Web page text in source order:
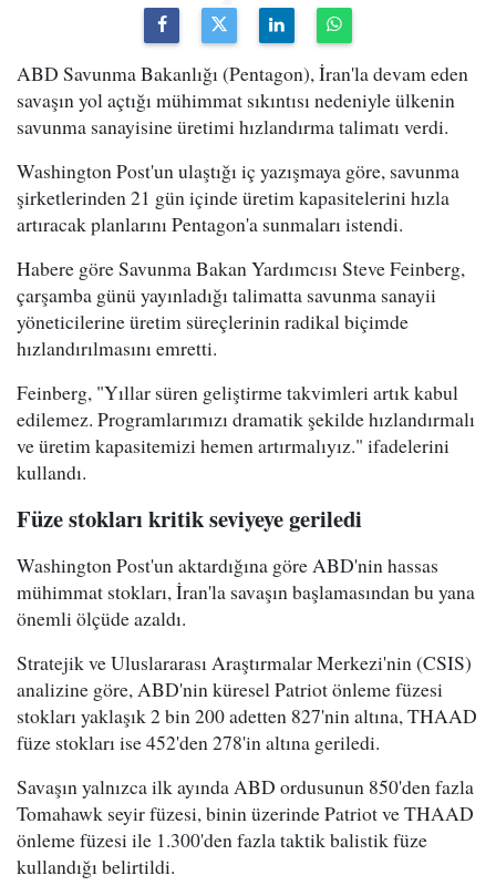
ABD Savunma Bakanlığı (Pentagon), İran'la devam eden
savaşın yol açtığı mühimmat sıkıntısı nedeniyle ülkenin
savunma sanayisine üretimi hızlandırma talimatı verdi.
Washington Post'un ulaştığı iç yazışmaya göre, savunma
şirketlerinden 21 gün içinde üretim kapasitelerini hızla
artıracak planlarını Pentagon'a sunmaları istendi.
Habere göre Savunma Bakan Yardımcısı Steve Feinberg,
çarşamba günü yayınladığı talimatta savunma sanayii
yöneticilerine üretim süreçlerinin radikal biçimde
hızlandırılmasını emretti.
Feinberg, "Yıllar süren geliştirme takvimleri artık kabul
edilemez. Programlarımızı dramatik şekilde hızlandırmalı
ve üretim kapasitemizi hemen artırmalıyız." ifadelerini
kullandı.
Füze stokları kritik seviyeye geriledi
Washington Post'un aktardığına göre ABD'nin hassas
mühimmat stokları, İran'la savaşın başlamasından bu yana
önemli ölçüde azaldı.
Stratejik ve Uluslararası Araştırmalar Merkezi'nin (CSIS)
analizine göre, ABD'nin küresel Patriot önleme füzesi
stokları yaklaşık 2 bin 200 adetten 827'nin altına, THAAD
füze stokları ise 452'den 278'in altına geriledi.
Savaşın yalnızca ilk ayında ABD ordusunun 850'den fazla
Tomahawk seyir füzesi, binin üzerinde Patriot ve THAAD
önleme füzesi ile 1.300'den fazla taktik balistik füze
kullandığı belirtildi.